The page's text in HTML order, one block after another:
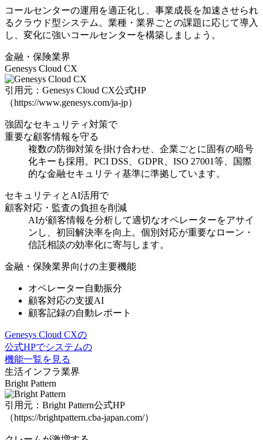
コールセンターの運用を適正化し、事業成長を加速させられ
るクラウド型システム。業種・業界ごとの課題に応じて導入
し、変化に強いコールセンターを構築しましょう。
金融・保険業界
Genesys Cloud CX
引用元：Genesys Cloud CX公式HP
（https://www.genesys.com/ja-jp）
強固なセキュリティ対策で
重要な顧客情報を守る
複数の防御対策を掛け合わせ、企業ごとに固有の暗号
化キーも採用 。PCI DSS、GDPR、ISO 27001等、国際
的な金融セキュリティ基準に準拠しています。
セキュリティとAI活用で
顧客対応・監査の負担を削減
AIが顧客情報を分析して適切なオペレーターをアサイ
ンし、初回解決率を向上。 個別対応が重要なローン・
信託相談の効率化に寄与します。
金融・保険業界向けの主要機能
オペレーター自動振分
顧客対応の支援AI
顧客記録の自動レポート
Genesys Cloud CXの
公式HPでシステムの
機能一覧を見る
生活インフラ業界
Bright Pattern
引用元：Bright Pattern公式HP
（https://brightpattern.cba-japan.com/）